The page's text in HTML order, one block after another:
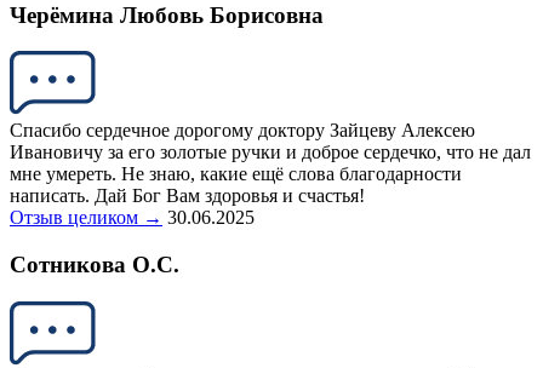
Черëмина Любовь Борисовна
Спасибо сердечное дорогому доктору Зайцеву Алексею
Ивановичу за его золотые ручки и доброе сердечко, что не дал
мне умереть. Не знаю, какие ещё слова благодарности
написать. Дай Бог Вам здоровья и счастья!
Отзыв целиком → 30.06.2025
Сотникова О.С.